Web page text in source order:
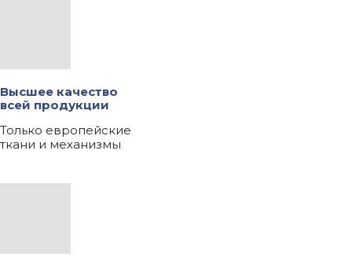
Высшее качество
всей продукции
Только европейские
ткани и механизмы